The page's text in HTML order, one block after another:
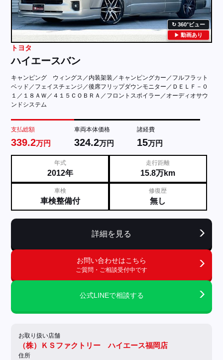
360°ビュー
動画あり
トヨタ
ハイエースバン
キャンピング ウィングス／内装架装／キャンピングカー／フルフラット
ベッド／フェイスチェンジ／後席フリップダウンモニター／ＤＥＬＦ－０
１／１８ＡＷ／４１５ＣＯＢＲＡ／フロントスポイラー／オーディオサウ
ンドシステム
支払総額
339.2万円
車両本体価格
324.2万円
諸経費
15万円
年式
2012年
走行距離
15.8万km
車検
車検整備付
修復歴
無し
詳細を見る
お問い合わせはこちら
ご質問・ご相談受付中です
公式LINEで相談する
お取り扱い店舗
（株）ＫＳファクトリー ハイエース福岡店
住所